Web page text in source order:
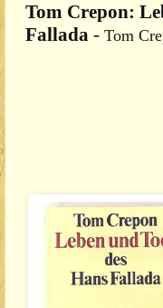
Tom Crepon:
Fallada - Tom